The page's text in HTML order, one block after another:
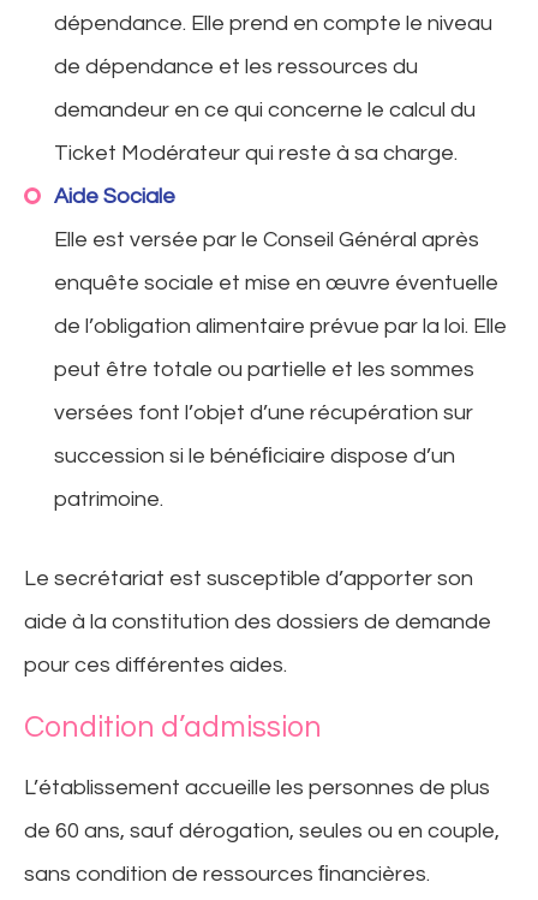
dépendance. Elle prend en compte le niveau
de dépendance et les ressources du
demandeur en ce qui concerne le calcul du
Ticket Modérateur qui reste à sa charge.
Aide Sociale
Elle est versée par le Conseil Général après
enquête sociale et mise en œuvre éventuelle
de l’obligation alimentaire prévue par la loi. Elle
peut être totale ou partielle et les sommes
versées font l’objet d’une récupération sur
succession si le bénéﬁciaire dispose d’un
patrimoine.
Le secrétariat est susceptible d’apporter son
aide à la constitution des dossiers de demande
pour ces différentes aides.
Condition d’admission
L’établissement accueille les personnes de plus
de 60 ans, sauf dérogation, seules ou en couple,
sans condition de ressources ﬁnancières.